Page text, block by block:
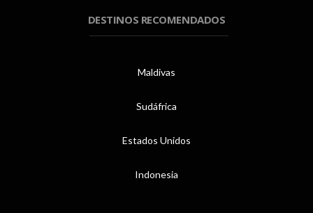
DESTINOS RECOMENDADOS
Maldivas
Sudáfrica
Estados Unidos
Indonesia